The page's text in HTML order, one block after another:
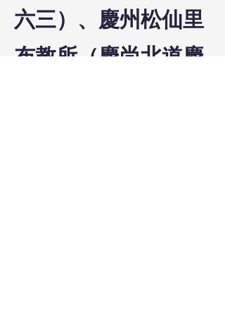
六三）、慶州松仙里
布教所（慶尚北道慶